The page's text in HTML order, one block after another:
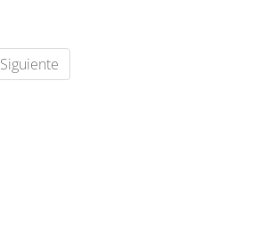
Siguiente